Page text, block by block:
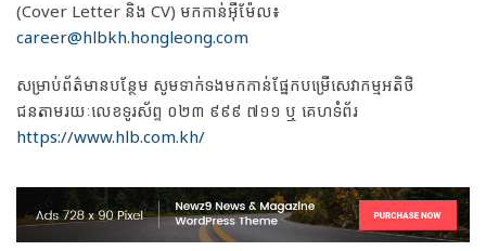
(Cover Letter និង CV) មកកាន់អ៊ីម៉ែល៖
career@hlbkh.hongleong.com
សម្រាប់ព័ត៌មានបន្ថែម សូមទាក់ទងមកកាន់ផ្នែកបម្រើសេវាកម្មអតិថិ
ជនតាមរយៈលេខទូរស័ព្ទ ០២៣ ៩៩៩ ៧១១ ឬ គេហទំព័រ
https://www.hlb.com.kh/